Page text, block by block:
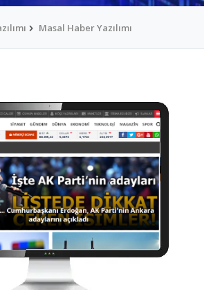
Masal Haber Yazılımı